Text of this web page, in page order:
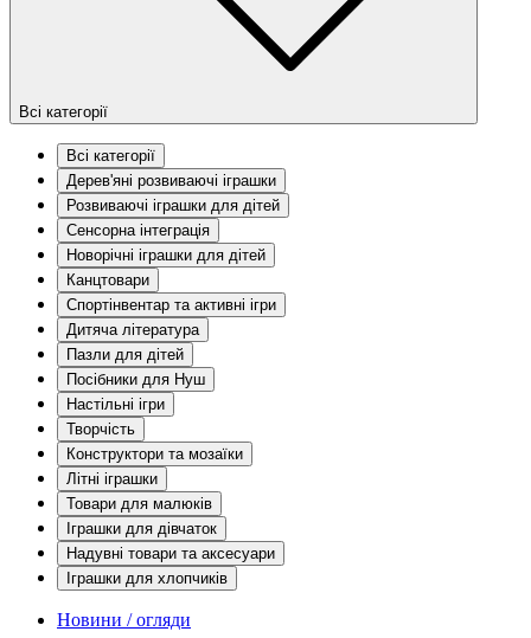
Всі категорії
Всі категорії
Дерев'яні розвиваючі іграшки
Розвиваючі іграшки для дітей
Сенсорна інтеграція
Новорічні іграшки для дітей
Канцтовари
Спортінвентар та активні ігри
Дитяча література
Пазли для дітей
Посібники для Нуш
Настільні ігри
Творчість
Конструктори та мозаїки
Літні іграшки
Товари для малюків
Іграшки для дівчаток
Надувні товари та аксесуари
Іграшки для хлопчиків
Новини / огляди